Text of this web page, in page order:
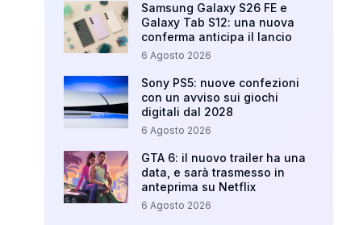
Samsung Galaxy S26 FE e
Galaxy Tab S12: una nuova
conferma anticipa il lancio
6 Agosto 2026
Sony PS5: nuove confezioni
con un avviso sui giochi
digitali dal 2028
6 Agosto 2026
GTA 6: il nuovo trailer ha una
data, e sarà trasmesso in
anteprima su Netflix
6 Agosto 2026